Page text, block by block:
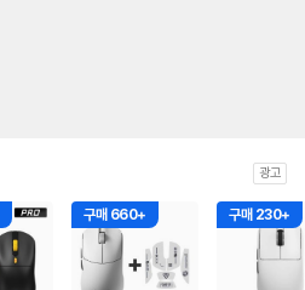
광고
구매 660+ 구매 230+